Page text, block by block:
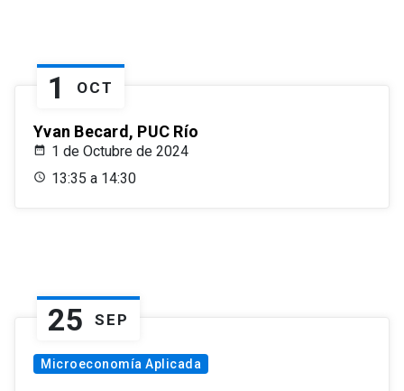
1 OCT
Yvan Becard, PUC Río
1 de Octubre de 2024
13:35 a 14:30
25 SEP
Microeconomía Aplicada